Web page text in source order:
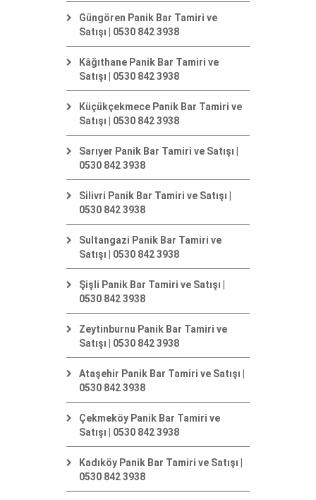
Güngören Panik Bar Tamiri ve
Satışı | 0530 842 3938
Kâğıthane Panik Bar Tamiri ve
Satışı | 0530 842 3938
Küçükçekmece Panik Bar Tamiri ve
Satışı | 0530 842 3938
Sarıyer Panik Bar Tamiri ve Satışı |
0530 842 3938
Silivri Panik Bar Tamiri ve Satışı |
0530 842 3938
Sultangazi Panik Bar Tamiri ve
Satışı | 0530 842 3938
Şişli Panik Bar Tamiri ve Satışı |
0530 842 3938
Zeytinburnu Panik Bar Tamiri ve
Satışı | 0530 842 3938
Ataşehir Panik Bar Tamiri ve Satışı |
0530 842 3938
Çekmeköy Panik Bar Tamiri ve
Satışı | 0530 842 3938
Kadıköy Panik Bar Tamiri ve Satışı |
0530 842 3938